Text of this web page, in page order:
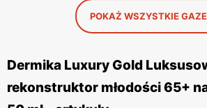
POKAŻ WSZYSTKIE
Dermika Luxury Gold
rekonstruktor młodości 65+